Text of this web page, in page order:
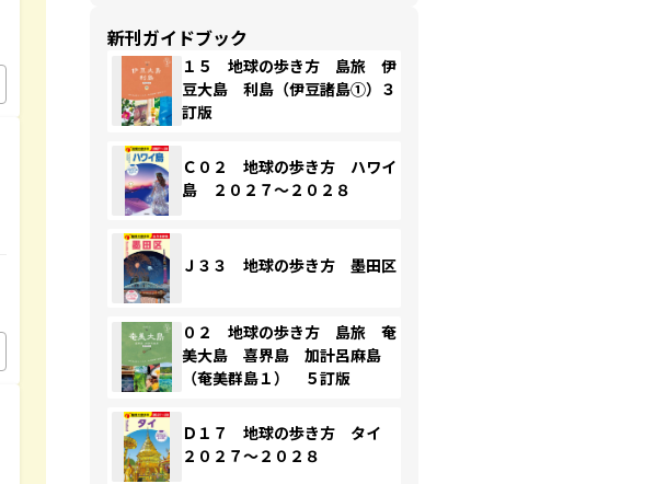
新刊ガイドブック
１５ 地球の歩き方 島旅 伊
豆大島 利島（伊豆諸島①）３
訂版
Ｃ０２ 地球の歩き方 ハワイ
島 ２０２７～２０２８
Ｊ３３ 地球の歩き方 墨田区
０２ 地球の歩き方 島旅 奄
美大島 喜界島 加計呂麻島
（奄美群島１） ５訂版
Ｄ１７ 地球の歩き方 タイ
２０２７～２０２８